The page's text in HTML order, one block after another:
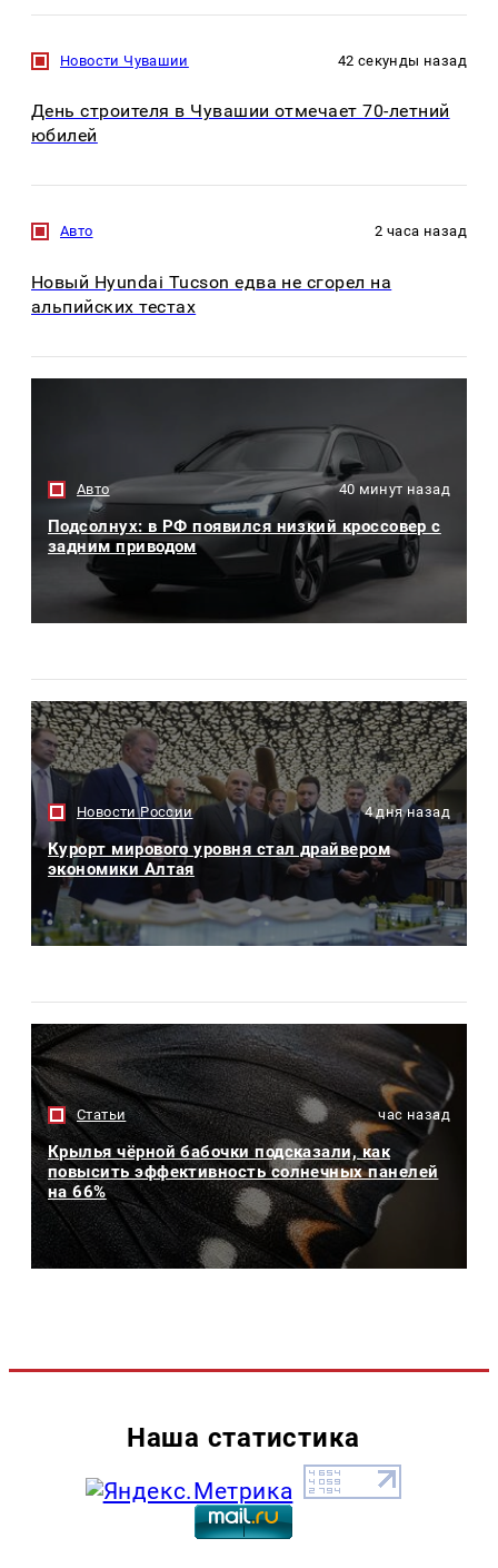
Новости Чувашии 42 секунды назад
День строителя в Чувашии отмечает 70-летний
юбилей
Авто 2 часа назад
Новый Hyundai Tucson едва не сгорел на
альпийских тестах
Авто 40 минут назад
Подсолнух: в РФ появился низкий кроссовер с
задним приводом
Новости России 4 дня назад
Курорт мирового уровня стал драйвером
экономики Алтая
Статьи час назад
Крылья чёрной бабочки подсказали, как
повысить эффективность солнечных панелей
на 66%
Наша статистика